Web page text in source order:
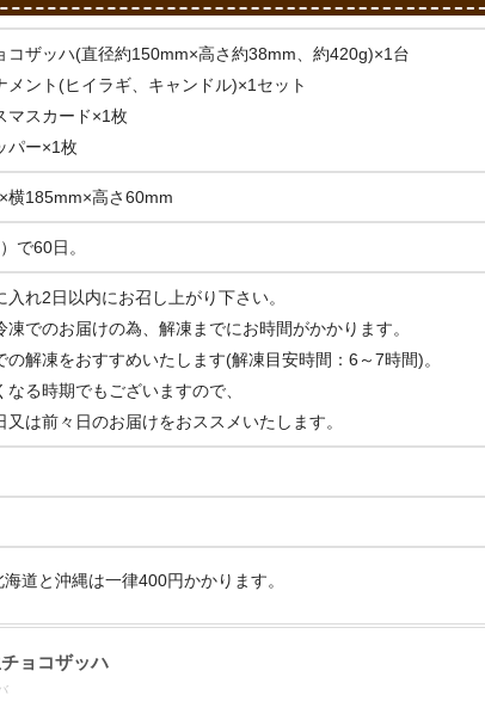
コザッハ(直径約150mm×高さ約38mm、約420g)×1台
メント(ヒイラギ、キャンドル)×1セット
マスカード×1枚
パー×1枚
横185mm×高さ60mm
で60日。
れ2日以内にお召し上がり下さい。
凍でのお届けの為、解凍までにお時間がかかります。
の解凍をおすすめいたします(解凍目安時間：6～7時間)。
なる時期でもございますので、
又は前々日のお届けをおススメいたします。
道と沖縄は一律400円かかります。
ョコザッハ